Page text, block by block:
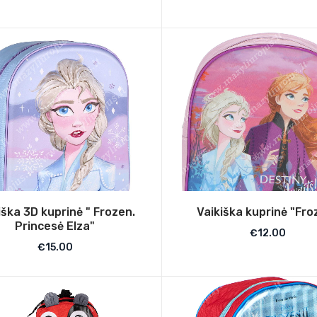
3D kuprinė " Frozen.
Princesė Elza"
€15.00
Vaikiška kuprinė
€12.00